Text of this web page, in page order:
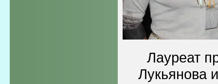
Лауреат
Лукьянова